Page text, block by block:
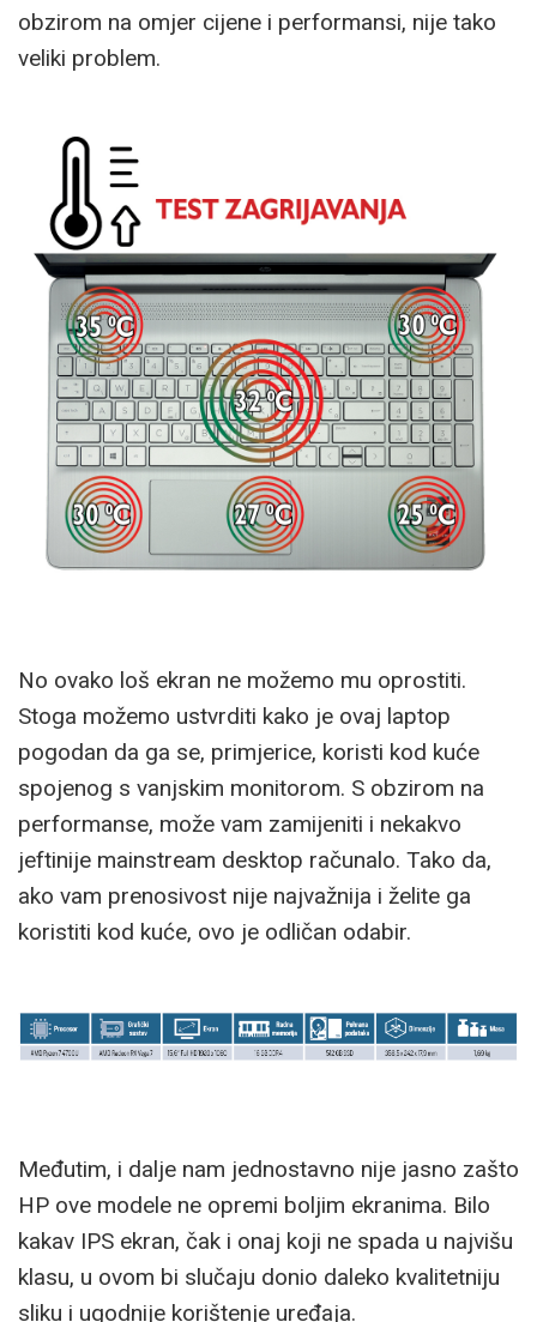
obzirom na omjer cijene i performansi, nije tako
veliki problem.
No ovako loš ekran ne možemo mu oprostiti.
Stoga možemo ustvrditi kako je ovaj laptop
pogodan da ga se, primjerice, koristi kod kuće
spojenog s vanjskim monitorom. S obzirom na
performanse, može vam zamijeniti i nekakvo
jeftinije mainstream desktop računalo. Tako da,
ako vam prenosivost nije najvažnija i želite ga
koristiti kod kuće, ovo je odličan odabir.
Međutim, i dalje nam jednostavno nije jasno zašto
HP ove modele ne opremi boljim ekranima. Bilo
kakav IPS ekran, čak i onaj koji ne spada u najvišu
klasu, u ovom bi slučaju donio daleko kvalitetniju
sliku i ugodnije korištenje uređaja.